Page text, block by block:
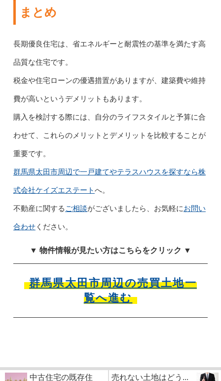
まとめ
長期優良住宅は、省エネルギーと耐震性の基準を満たす高
品質な住宅です。
税金や住宅ローンの優遇措置がありますが、建築費や維持
費が高いというデメリットもあります。
購入を検討する際には、自分のライフスタイルと予算に合
わせて、これらのメリットとデメリットを比較することが
重要です。
群馬県太田市周辺で一戸建てやテラスハウスを探すなら株
式会社ケイズエステートへ。
不動産に関する ご相談がございましたら、お気軽にお問い
合わせください。
▼ 物件情報が見たい方はこちらをクリック ▼
群馬県太田市周辺の売買土地一
覧へ進む
中古住宅の既存住
売れない土地はどう...